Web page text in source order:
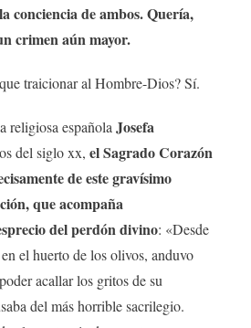
conciencia de ambos. Quería,
crimen aún mayor.
traicionar al Hombre-Dios? Sí.
religiosa española Josefa
del siglo xx, el Sagrado Corazón
de este gravísimo
que acompaña
del perdón divino: «Desde
el huerto de los olivos, anduvo
acallar los gritos de su
del más horrible sacrilegio.